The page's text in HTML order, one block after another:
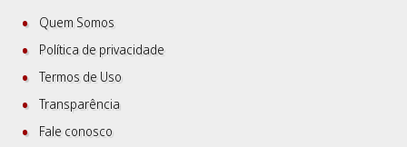
Quem Somos
Política de privacidade
Termos de Uso
Transparência
Fale conosco